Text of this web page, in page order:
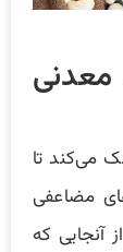
می‌کند تا
مضاعفی
آنجایی که